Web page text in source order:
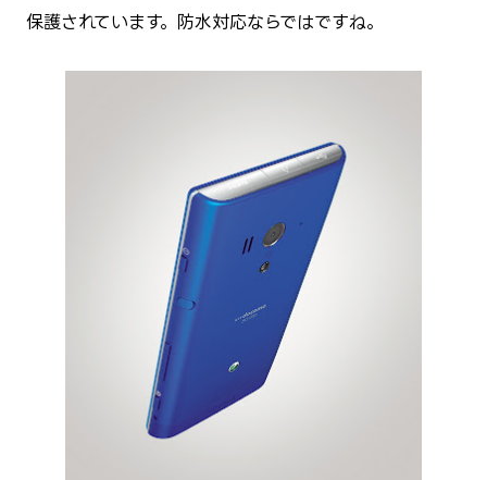
保護されています。防水対応ならではですね。